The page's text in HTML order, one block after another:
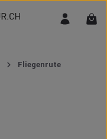
Fliegenrute